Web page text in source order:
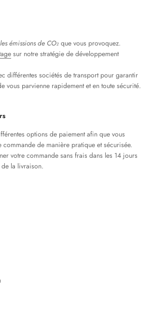
les émissions de CO₂ que vous provoquez.
sur notre stratégie de développement
différentes sociétés de transport pour garantir
vous parvienne rapidement et en toute sécurité.
options de paiement afin que vous
commande de manière pratique et sécurisée.
votre commande sans frais dans les 14 jours
la livraison.